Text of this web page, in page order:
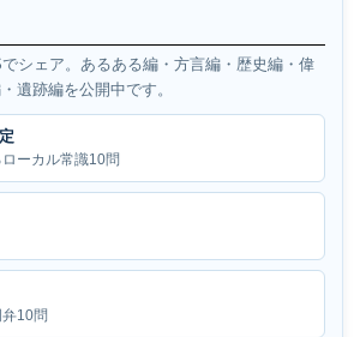
シェア。あるある編・方言編・歴史編・偉
遺跡編を公開中です。
ーカル常識10問
10問